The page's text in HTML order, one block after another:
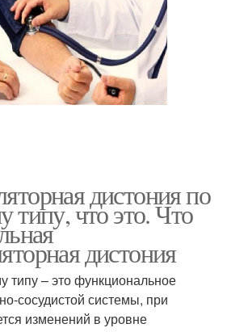
дистония по
типу, что это. Что
дистония
типу – это функциональное
сосудистой системы, при
изменений в уровне